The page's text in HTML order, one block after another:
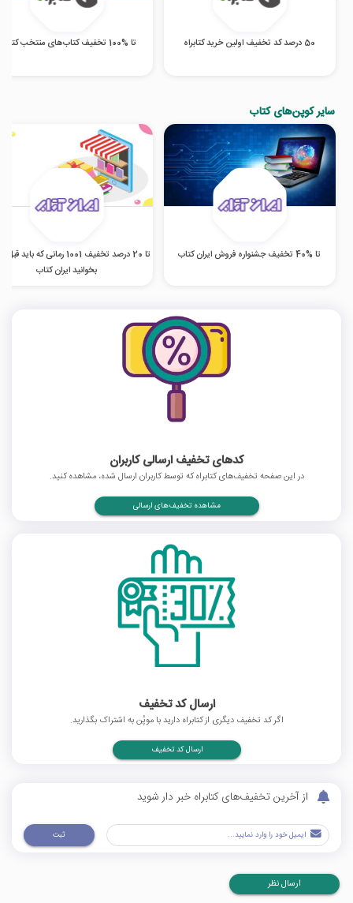
50 درصد کد تخفیف اولین خرید کتابراه تا %100 تخفیف کتاب‌های منتخب کتابراه
سایر کوپن‌های کتاب
تا %40 تخفیف جشنواره فروش ایران کتاب
تا 20 درصد تخفیف 1001 رمانی که
بخوانید ایران کتاب
کدهای تخفیف ارسالی کاربران
در این صفحه تخفیف‌های کتابراه که توسط کاربران ارسال شده، مشاهده کنید.
مشاهده تخفیف‌های ارسالی
ارسال کد تخفیف
اگر کد تخفیف دیگری از کتابراه دارید با موپُن به اشتراک بگذارید.
ارسال کد تخفیف
از آخرین تخفیف‌های کتابراه خبر دار شوید
ثبت
ارسال نظر